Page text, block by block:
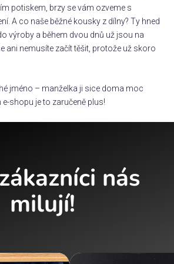
potiskem, brzy se vám ozveme s
A co naše běžné kousky z dílny? Ty hned
výroby a během dvou dnů už jsou na
ani nemusíte začít těšit, protože už skoro
jméno – manželka ji sice doma moc
e-shopu je to zaručeně plus!
nás
milují!